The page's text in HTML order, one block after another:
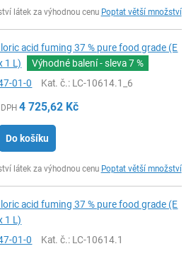
látek za výhodnou cenu Poptat větší množství
acid fuming 37 % pure food grade (E
1 L)
Výhodné balení - sleva7 %
01-0 Kat. č.: LC-10614.1_6
4 725,62 Kč
Do košíku
látek za výhodnou cenu Poptat větší množství
acid fuming 37 % pure food grade (E
1 L)
01-0 Kat. č.: LC-10614.1